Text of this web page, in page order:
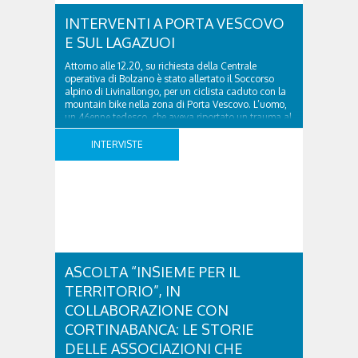
INTERVENTI A PORTA VESCOVO
E SUL LAGAZUOI
Attorno alle 12.20, su richiesta della Centrale
operativa di Bolzano è stato allertato il Soccorso
alpino di Livinallongo, per un ciclista caduto con la
mountain bike nella zona di Porta Vescovo. L’uomo,
un 46enne tedesco, che aveva riportato un trauma al
polso e non era più in grado di proseguire in
bicicletta, è stato raggiunto ..
INTERVISTE
ASCOLTA “INSIEME PER IL
TERRITORIO”, IN
COLLABORAZIONE CON
CORTINABANCA: LE STORIE
DELLE ASSOCIAZIONI CHE